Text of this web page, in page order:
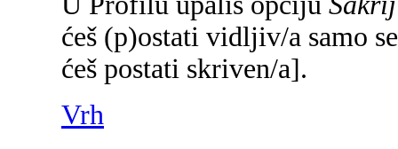
ćeš (p)ostati vidljiv/a samo
ćeš postati skriven/a].
Vrh